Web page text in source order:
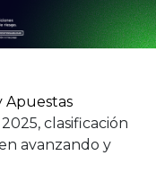
Apuestas
clasificación
avanzando y